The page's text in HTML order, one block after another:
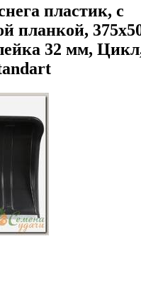
пластик, с
планкой,
32 мм,